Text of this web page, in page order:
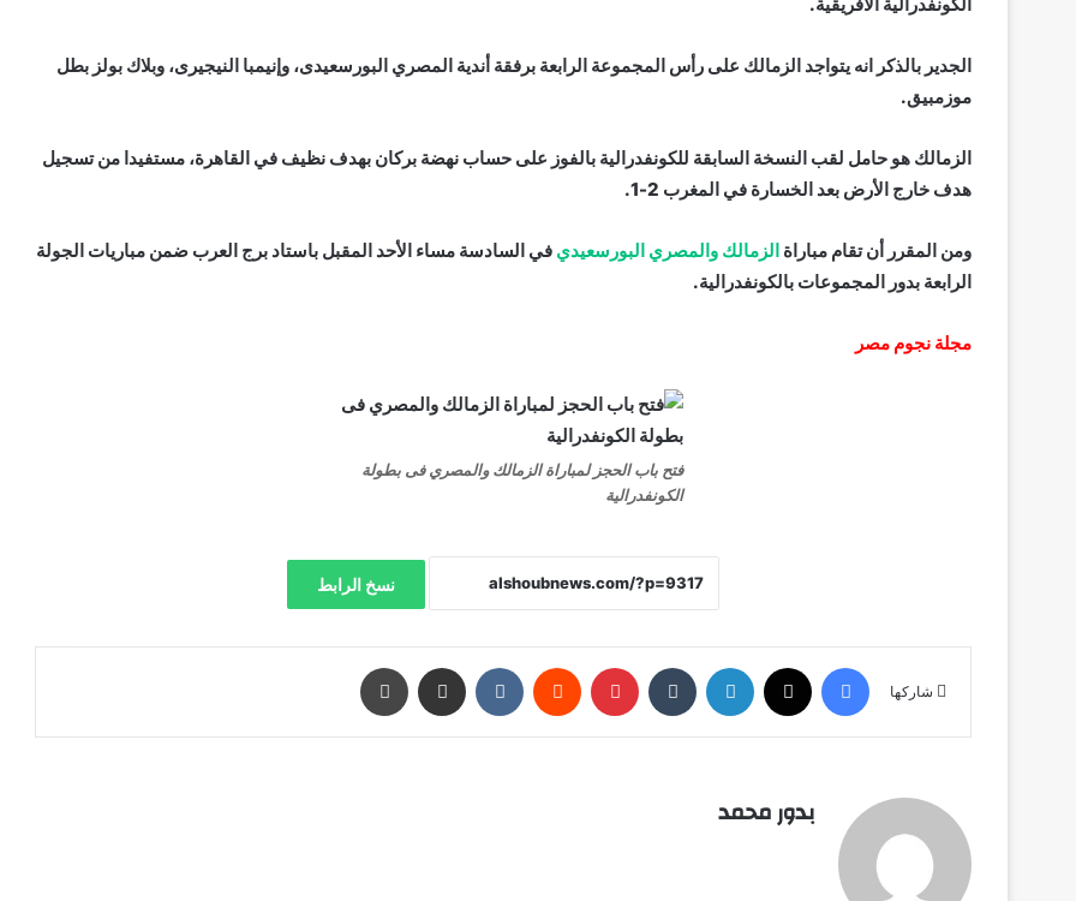
الجدير بالذكر انه يتواجد الزمالك على رأس المجموعة الرابعة برفقة أندية المصري البورسعيدى، وإنيمبا النيجيرى، وبلاك بولز بطل
موزمبيق.
الزمالك هو حامل لقب النسخة السابقة للكونفدرالية بالفوز على حساب نهضة بركان بهدف نظيف في القاهرة، مستفيدا من تسجيل
هدف خارج الأرض بعد الخسارة في المغرب 2-1.
ومن المقرر أن تقام مباراة الزمالك والمصري البورسعيدي في السادسة مساء الأحد المقبل باستاد برج العرب ضمن مباريات الجولة
الرابعة بدور المجموعات بالكونفدرالية.
مجلة نجوم مصر
فتح باب الحجز لمباراة الزمالك والمصري فى بطولة
الكونفدرالية
نسخ الرابط
شاركها
بدور محمد